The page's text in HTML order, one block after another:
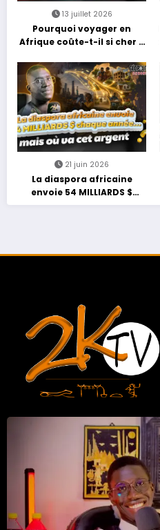
13 juillet 2026
Pourquoi voyager en
Afrique coûte-t-il si cher ?
africains
21 juin 2026
La diaspora africaine
envoie 54 MILLIARDS $
chaque année… mais où va